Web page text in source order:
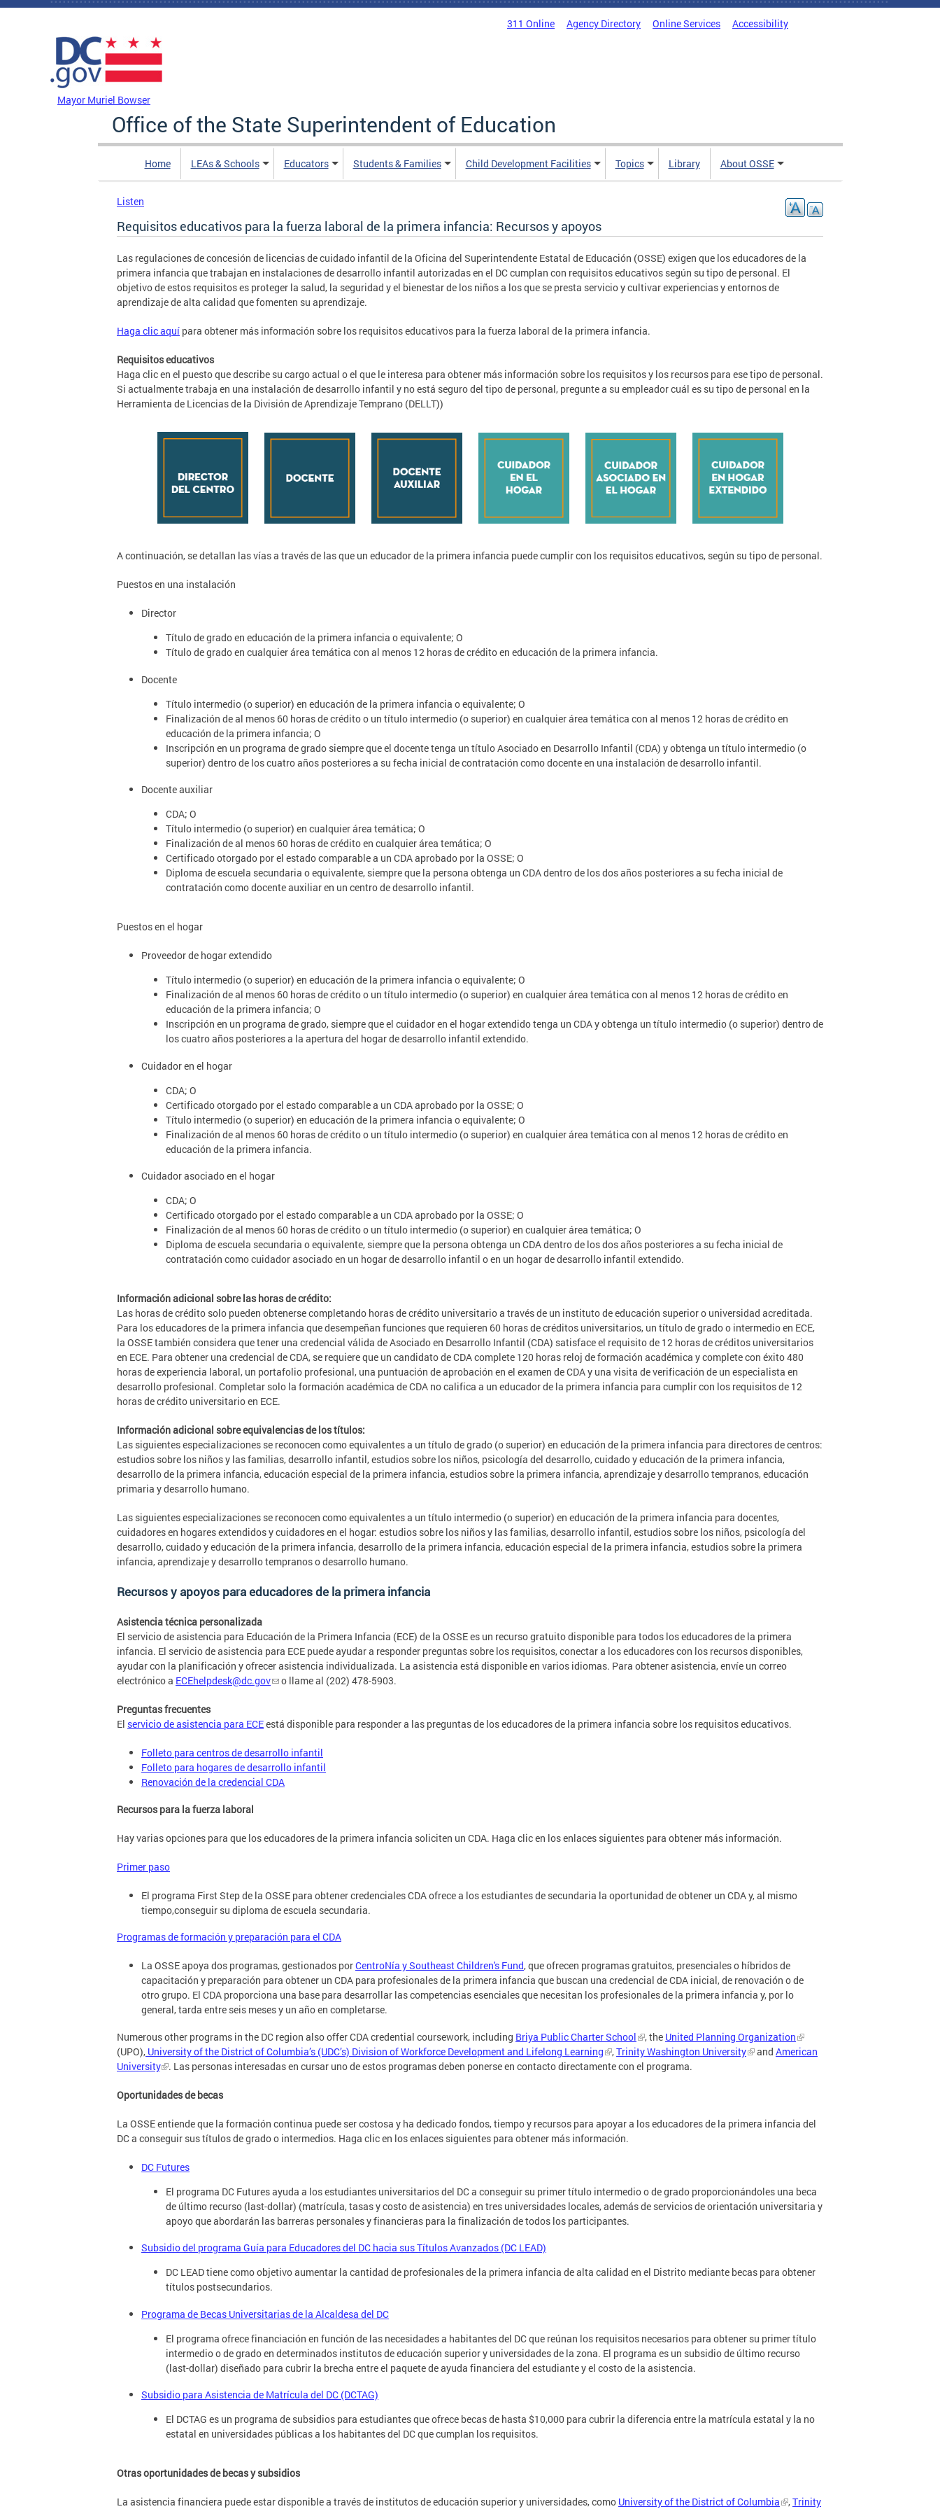
Skip to main content
311 Online Agency Directory Online Services Accessibility
Mayor Muriel Bowser
Office of the State Superintendent of Education
Home LEAs & Schools Educators Students & Families Child Development Facilities Topics Library About OSSE
Listen
Requisitos educativos para la fuerza laboral de la primera infancia: Recursos y apoyos
Las regulaciones de concesión de licencias de cuidado infantil de la Oficina del Superintendente Estatal de Educación (OSSE) exigen que los educadores de la
primera infancia que trabajan en instalaciones de desarrollo infantil autorizadas en el DC cumplan con requisitos educativos según su tipo de personal. El
objetivo de estos requisitos es proteger la salud, la seguridad y el bienestar de los niños a los que se presta servicio y cultivar experiencias y entornos de
aprendizaje de alta calidad que fomenten su aprendizaje.
Haga clic aquí para obtener más información sobre los requisitos educativos para la fuerza laboral de la primera infancia.
Requisitos educativos
Haga clic en el puesto que describe su cargo actual o el que le interesa para obtener más información sobre los requisitos y los recursos para ese tipo de personal.
Si actualmente trabaja en una instalación de desarrollo infantil y no está seguro del tipo de personal, pregunte a su empleador cuál es su tipo de personal en la
Herramienta de Licencias de la División de Aprendizaje Temprano (DELLT))
A continuación, se detallan las vías a través de las que un educador de la primera infancia puede cumplir con los requisitos educativos, según su tipo de personal.
Puestos en una instalación
Director
Título de grado en educación de la primera infancia o equivalente; O
Título de grado en cualquier área temática con al menos 12 horas de crédito en educación de la primera infancia.
Docente
Título intermedio (o superior) en educación de la primera infancia o equivalente; O
Finalización de al menos 60 horas de crédito o un título intermedio (o superior) en cualquier área temática con al menos 12 horas de crédito en
educación de la primera infancia; O
Inscripción en un programa de grado siempre que el docente tenga un título Asociado en Desarrollo Infantil (CDA) y obtenga un título intermedio (o
superior) dentro de los cuatro años posteriores a su fecha inicial de contratación como docente en una instalación de desarrollo infantil.
Docente auxiliar
CDA; O
Título intermedio (o superior) en cualquier área temática; O
Finalización de al menos 60 horas de crédito en cualquier área temática; O
Certificado otorgado por el estado comparable a un CDA aprobado por la OSSE; O
Diploma de escuela secundaria o equivalente, siempre que la persona obtenga un CDA dentro de los dos años posteriores a su fecha inicial de
contratación como docente auxiliar en un centro de desarrollo infantil.
Puestos en el hogar
Proveedor de hogar extendido
Título intermedio (o superior) en educación de la primera infancia o equivalente; O
Finalización de al menos 60 horas de crédito o un título intermedio (o superior) en cualquier área temática con al menos 12 horas de crédito en
educación de la primera infancia; O
Inscripción en un programa de grado, siempre que el cuidador en el hogar extendido tenga un CDA y obtenga un título intermedio (o superior) dentro de
los cuatro años posteriores a la apertura del hogar de desarrollo infantil extendido.
Cuidador en el hogar
CDA; O
Certificado otorgado por el estado comparable a un CDA aprobado por la OSSE; O
Título intermedio (o superior) en educación de la primera infancia o equivalente; O
Finalización de al menos 60 horas de crédito o un título intermedio (o superior) en cualquier área temática con al menos 12 horas de crédito en
educación de la primera infancia.
Cuidador asociado en el hogar
CDA; O
Certificado otorgado por el estado comparable a un CDA aprobado por la OSSE; O
Finalización de al menos 60 horas de crédito o un título intermedio (o superior) en cualquier área temática; O
Diploma de escuela secundaria o equivalente, siempre que la persona obtenga un CDA dentro de los dos años posteriores a su fecha inicial de
contratación como cuidador asociado en un hogar de desarrollo infantil o en un hogar de desarrollo infantil extendido.
Información adicional sobre las horas de crédito:
Las horas de crédito solo pueden obtenerse completando horas de crédito universitario a través de un instituto de educación superior o universidad acreditada.
Para los educadores de la primera infancia que desempeñan funciones que requieren 60 horas de créditos universitarios, un título de grado o intermedio en ECE,
la OSSE también considera que tener una credencial válida de Asociado en Desarrollo Infantil (CDA) satisface el requisito de 12 horas de créditos universitarios
en ECE. Para obtener una credencial de CDA, se requiere que un candidato de CDA complete 120 horas reloj de formación académica y complete con éxito 480
horas de experiencia laboral, un portafolio profesional, una puntuación de aprobación en el examen de CDA y una visita de verificación de un especialista en
desarrollo profesional. Completar solo la formación académica de CDA no califica a un educador de la primera infancia para cumplir con los requisitos de 12
horas de crédito universitario en ECE.
Información adicional sobre equivalencias de los títulos:
Las siguientes especializaciones se reconocen como equivalentes a un título de grado (o superior) en educación de la primera infancia para directores de centros:
estudios sobre los niños y las familias, desarrollo infantil, estudios sobre los niños, psicología del desarrollo, cuidado y educación de la primera infancia,
desarrollo de la primera infancia, educación especial de la primera infancia, estudios sobre la primera infancia, aprendizaje y desarrollo tempranos, educación
primaria y desarrollo humano.
Las siguientes especializaciones se reconocen como equivalentes a un título intermedio (o superior) en educación de la primera infancia para docentes,
cuidadores en hogares extendidos y cuidadores en el hogar: estudios sobre los niños y las familias, desarrollo infantil, estudios sobre los niños, psicología del
desarrollo, cuidado y educación de la primera infancia, desarrollo de la primera infancia, educación especial de la primera infancia, estudios sobre la primera
infancia, aprendizaje y desarrollo tempranos o desarrollo humano.
Recursos y apoyos para educadores de la primera infancia
Asistencia técnica personalizada
El servicio de asistencia para Educación de la Primera Infancia (ECE) de la OSSE es un recurso gratuito disponible para todos los educadores de la primera
infancia. El servicio de asistencia para ECE puede ayudar a responder preguntas sobre los requisitos, conectar a los educadores con los recursos disponibles,
ayudar con la planificación y ofrecer asistencia individualizada. La asistencia está disponible en varios idiomas. Para obtener asistencia, envíe un correo
electrónico a ECEhelpdesk@dc.gov o llame al (202) 478-5903.
Preguntas frecuentes
El servicio de asistencia para ECEestá disponible para responder a las preguntas de los educadores de la primera infancia sobre los requisitos educativos.
Folleto para centros de desarrollo infantil
Folleto para hogares de desarrollo infantil
Renovación de la credencial CDA
Recursos para la fuerza laboral
Hay varias opciones para que los educadores de la primera infancia soliciten un CDA. Haga clic en los enlaces siguientes para obtener más información.
Primer paso
El programa First Step de la OSSE para obtener credenciales CDA ofrece a los estudiantes de secundaria la oportunidad de obtener un CDA y, al mismo
tiempo,conseguir su diploma de escuela secundaria.
Programas de formación y preparación para el CDA
La OSSE apoya dos programas, gestionados porCentroNía y Southeast Children's Fund, que ofrecen programas gratuitos, presenciales o híbridos de
capacitación y preparación para obtener un CDA para profesionales de la primera infancia que buscan una credencial de CDA inicial, de renovación o de
otro grupo. El CDA proporciona una base para desarrollar las competencias esenciales que necesitan los profesionales de la primera infancia y, por lo
general, tarda entre seis meses y un año en completarse.
Numerous other programs in the DC region also offer CDA credential coursework, including Briya Public Charter School , the United Planning Organization
(UPO), University of the District of Columbia’s (UDC’s) Division of Workforce Development and Lifelong Learning ,Trinity Washington University and American
University
. Las personas interesadas en cursar uno de estos programas deben ponerse en contacto directamente con el programa.
Oportunidades de becas
La OSSE entiende que la formación continua puede ser costosa y ha dedicado fondos, tiempo y recursos para apoyar a los educadores de la primera infancia del
DC a conseguir sus títulos de grado o intermedios. Haga clic en los enlaces siguientes para obtener más información.
DC Futures
El programa DC Futures ayuda a los estudiantes universitarios del DC a conseguir su primer título intermedio o de grado proporcionándoles una beca
de último recurso (last-dollar) (matrícula, tasas y costo de asistencia) en tres universidades locales, además de servicios de orientación universitaria y
apoyo que abordarán las barreras personales y financieras para la finalización de todos los participantes.
Subsidio del programa Guía para Educadores del DC hacia sus Títulos Avanzados (DC LEAD)
DC LEAD tiene como objetivo aumentar la cantidad de profesionales de la primera infancia de alta calidad en el Distrito mediante becas para obtener
títulos postsecundarios.
Programa de Becas Universitarias de la Alcaldesa del DC
El programa ofrece financiación en función de las necesidades a habitantes del DC que reúnan los requisitos necesarios para obtener su primer título
intermedio o de grado en determinados institutos de educación superior y universidades de la zona. El programa es un subsidio de último recurso
(last-dollar) diseñado para cubrir la brecha entre el paquete de ayuda financiera del estudiante y el costo de la asistencia.
Subsidio para Asistencia de Matrícula del DC (DCTAG)
El DCTAG es un programa de subsidios para estudiantes que ofrece becas de hasta $10,000 para cubrir la diferencia entre la matrícula estatal y la no
estatal en universidades públicas a los habitantes del DC que cumplan los requisitos.
Otras oportunidades de becas y subsidios
La asistencia financiera puede estar disponible a través de institutos de educación superior y universidades, como University of the District of Columbia ,Trinity